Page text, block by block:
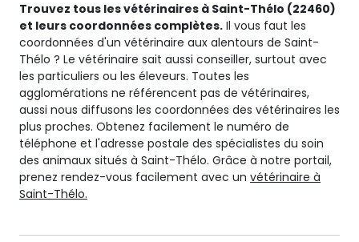
Trouvez tous les vétérinaires à Saint-Thélo (22460)
et leurs coordonnées complètes. Il vous faut les
coordonnées d'un vétérinaire aux alentours de Saint-
Thélo ? Le vétérinaire sait aussi conseiller, surtout avec
les particuliers ou les éleveurs. Toutes les
agglomérations ne référencent pas de vétérinaires,
aussi nous diffusons les coordonnées des vétérinaires les
plus proches. Obtenez facilement le numéro de
téléphone et l'adresse postale des spécialistes du soin
des animaux situés à Saint-Thélo. Grâce à notre portail,
prenez rendez-vous facilement avec un vétérinaire à
Saint-Thélo.